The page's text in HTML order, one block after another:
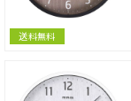
送料無料